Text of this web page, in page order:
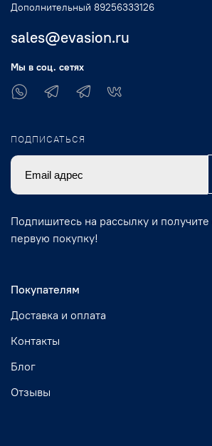
Покупателям
Доставка и оплата
Контакты
Блог
Отзывы
Дополнительный 89256333126
sales@evasion.ru
Мы в соц. сетях
ПОДПИСАТЬСЯ
Подпишитесь на рассылку и получите
первую покупку!